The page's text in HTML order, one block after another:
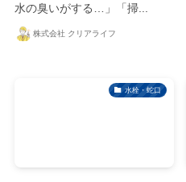
水の臭いがする…」「掃...
株式会社 クリアライフ
水栓・蛇口